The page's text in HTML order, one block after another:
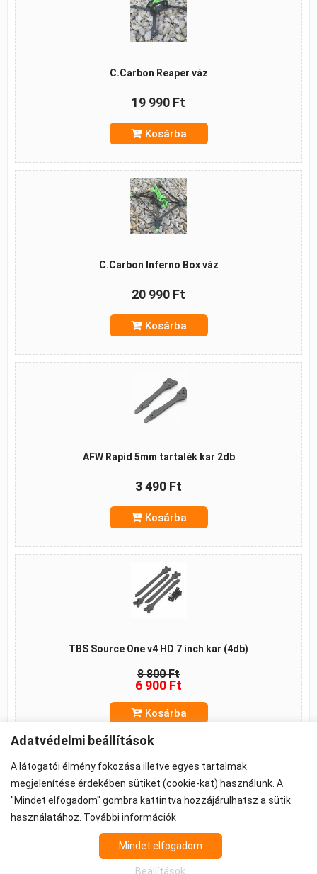
C.Carbon Reaper váz
19 990 Ft
Kosárba
C.Carbon Inferno Box váz
20 990 Ft
Kosárba
AFW Rapid 5mm tartalék kar 2db
3 490 Ft
Kosárba
TBS Source One v4 HD 7 inch kar (4db)
8 800 Ft
6 900 Ft
Kosárba
©2026 -ÁSZF- Adatkezelés-Cookie beállítások
Propeller - FPV Alkatrész - FPV felszerelés
Az árak 27% ÁFA-t tartalmaznak.
Adatvédelmi beállítások
A látogatói élmény fokozása illetve egyes tartalmak
megjelenítése érdekében sütiket (cookie-kat) használunk. A
"Mindet elfogadom" gombra kattintva hozzájárulhatsz a sütik
használatához. További információk
Beállítások
Mindet elfogadom